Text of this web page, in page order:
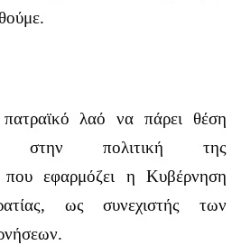
λαό να πάρει θέση
στην πολιτική της
που εφαρμόζει η Κυβέρνηση
ως συνεχιστής των